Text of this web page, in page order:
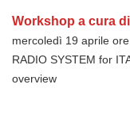
Workshop a cura
mercoledì 19 aprile
RADIO SYSTEM for
overview